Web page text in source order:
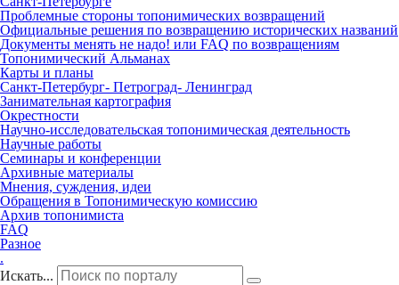
Проблемные стороны топонимических возвращений
Официальные решения по возвращению исторических названий
Документы менять не надо! или FAQ по возвращениям
Топонимический Альманах
Карты и планы
Санкт‑Петербург‑ Петроград‑ Ленинград
Занимательная картография
Окрестности
Научно‑исследовательская топонимическая деятельность
Научные работы
Семинары и конференции
Архивные материалы
Мнения, суждения, идеи
Обращения в Топонимическую комиссию
Архив топонимиста
FAQ
Разное
.
Искать...